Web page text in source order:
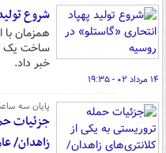
شروع
همزمان با
ساخت یک
خبر داد.
۱۴ مرداد ۰۲ - ۱۹:۳۵
پایان سه
جزئیات